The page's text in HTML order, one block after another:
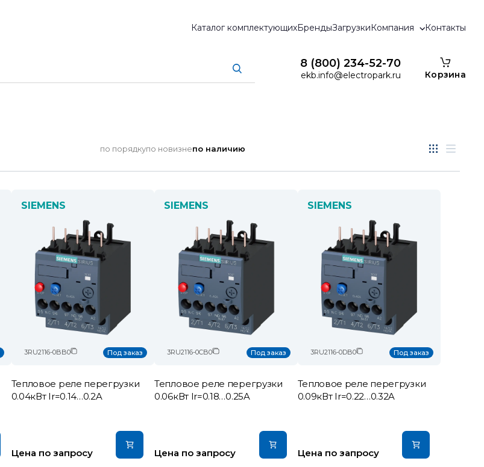
Каталог комплектующихБрендыЗагрузкиКомпания Контакты
8 (800) 234-52-70
ekb.info@electropark.ru Корзина
по порядкупо новизнепо наличию
SIEMENS
3RU2116-0BB0 Под заказ
Тепловое реле перегрузки
0.04кВт Ir=0.14…0.2A
Цена по запросу
SIEMENS
3RU2116-0CB0 Под заказ
Тепловое реле перегрузки
0.06кВт Ir=0.18…0.25A
Цена по запросу
SIEMENS
3RU2116-0DB0 Под заказ
Тепловое реле перегрузки
0.09кВт Ir=0.22…0.32A
Цена по запросу